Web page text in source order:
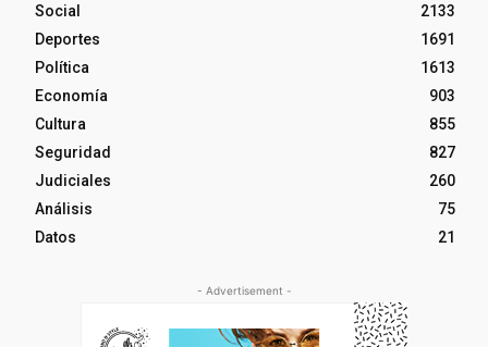
Social
2133
Deportes
1691
Política
1613
Economía
903
Cultura
855
Seguridad
827
Judiciales
260
Análisis
75
Datos
21
- Advertisement -